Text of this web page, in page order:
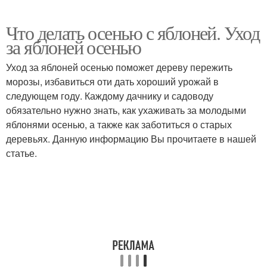
Что делать осенью с яблоней. Уход
за яблоней осенью
Уход за яблоней осенью поможет дереву пережить
морозы, избавиться оти дать хороший урожай в
следующем году. Каждому дачнику и садоводу
обязательно нужно знать, как ухаживать за молодыми
яблонями осенью, а также как заботиться о старых
деревьях. Данную информацию Вы прочитаете в нашей
статье.